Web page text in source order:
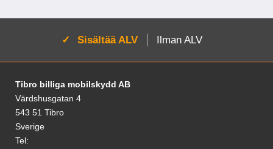
Aktivoi:
Sisältää ALV Ilman ALV
Alatunnisteen sisältö Sekalaista tietoa ja
Tibro billiga mobilskydd AB
Värdshusgatan 4
543 51 Tibro
Sverige
Tel: